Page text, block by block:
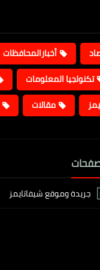
أخبارالمحافظات
تكنولجيا المعلومات
مقالات
جريدة وموقع شيفاتايمز